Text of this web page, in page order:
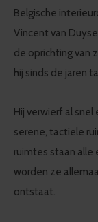
Belgische
Vincent van
de oprichting van
hij sinds de jaren
Hij verwierf al
serene, tactiele
ruimtes staan alle
worden ze
ontstaat.